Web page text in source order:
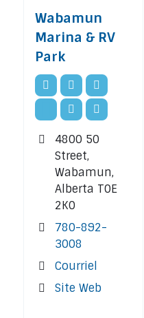
Wabamun
Marina & RV
Park
4800 50
Street,
Wabamun,
Alberta T0E
2K0
780-892-
3008
Courriel
Site Web